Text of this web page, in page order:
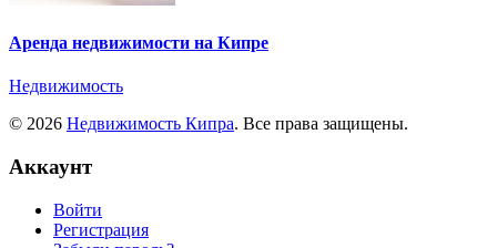
Аренда недвижимости на Кипре
Недвижимость
© 2026 Недвижимость Кипра. Все права защищены.
Аккаунт
Войти
Регистрация